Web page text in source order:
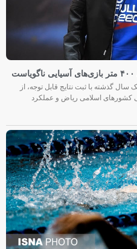
گذشته با ثبت نتایج قابل توجه، از
اسلامی ریاض و عملکرد